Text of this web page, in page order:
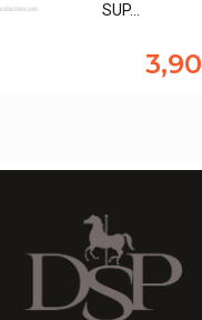
SUP…
3,90